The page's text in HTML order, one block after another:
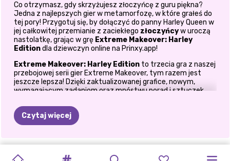
Co otrzymasz, gdy skrzyżujesz złoczyńcę z guru piękna?
Jedna z najlepszych gier w metamorfozę, w które grałeś do
tej pory! Przygotuj się, by dołączyć do panny Harley Queen w
jej całkowitej przemianie z zaciekłego złoczyńcyw uroczą
nastolatkę, grając w grę Extreme Makeover: Harley
Editiondla dziewczyn online na Prinxy.app!
Extreme Makeover: Harley Editionto trzecia gra z naszej
przebojowej serii gier Extreme Makeover, tym razem jest
jeszcze lepsza! Dzięki zaktualizowanej grafice, nowym,
wymagającym zadaniom oraz mnóstwu porad i sztuczek
jesteś świadkiem całkowitej przemiany jednego z najbardziej
kultowych złoczyńców wszechczasów, który również chce
być ładny. Czy jest więc lepszy sposób, aby pokazać jej, jak
metamorfozie?
Gra zaczyna się od nadawania jej promiennej cery za pomocą
Czytaj więcej
ELLIE:
MAKIJAŻ PRZERÓBKA
MANIA PORADNIKI NOWOCZESNA